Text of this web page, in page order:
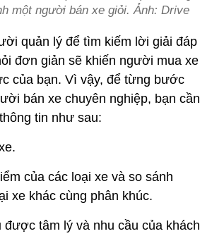
một người bán xe giỏi. Ảnh: Drive
quản lý để tìm kiếm lời giải đáp
đơn giản sẽ khiến người mua xe
của bạn. Vì vậy, để từng bước
bán xe chuyên nghiệp, bạn cần
tin như sau:
của các loại xe và so sánh
xe khác cùng phân khúc.
được tâm lý và nhu cầu của khách